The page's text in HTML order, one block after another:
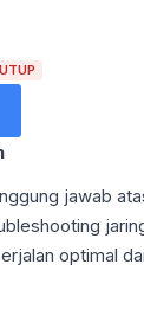
jawab
optimal